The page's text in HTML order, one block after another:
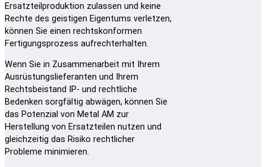
Ersatzteilproduktion zulassen und keine
Rechte des geistigen Eigentums verletzen,
können Sie einen rechtskonformen
Fertigungsprozess aufrechterhalten.
Wenn Sie in Zusammenarbeit mit Ihrem
Ausrüstungslieferanten und Ihrem
Rechtsbeistand IP- und rechtliche
Bedenken sorgfältig abwägen, können Sie
das Potenzial von Metal AM zur
Herstellung von Ersatzteilen nutzen und
gleichzeitig das Risiko rechtlicher
Probleme minimieren.